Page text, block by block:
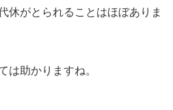
休がとられることはほぼありま
は助かりますね。